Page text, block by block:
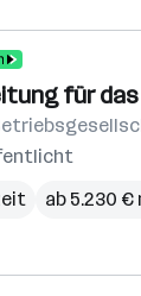
für
ab 5.230